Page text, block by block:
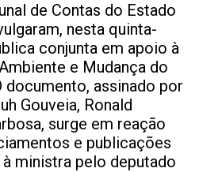
de Contas do Estado
nesta quinta-
conjunta em apoio à
e Mudança do
documento, assinado por
Gouveia, Ronald
surge em reação
e publicações
ministra pelo deputado